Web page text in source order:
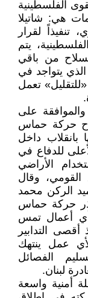
الفلسطينية
الموجود في ٥ مخيمات هي: شاتيلا
تنفيذاً لقرار
يتم
من باقي
يتواجد في
تعمل
على
حركة حماس
بانقلاب داخل
للدفاع في
الأراضي
القومي، وقال
الركن محمد
حركة حماس
بأي أعمال تمس
التدابير
عمل ينتهك
الفصائل
لبنان.
منتصف أبريل 2025 حملة أمنية واسعة